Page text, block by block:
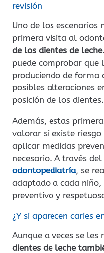
revisión
Uno de los escenarios
primera visita al
de los dientes de leche
puede comprobar que
produciendo de forma
posibles alteraciones
posición de los dientes.
Además, estas
valorar si existe
aplicar medidas
necesario. A través del
odontopediatría, se
adaptado a cada niño,
preventivo y
¿Y si aparecen caries
Aunque a veces se les
dientes de leche